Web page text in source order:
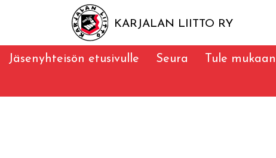
KARJALAN LIITTO RY
Jäsenyhteisön etusivulle Seura Tule mukaan